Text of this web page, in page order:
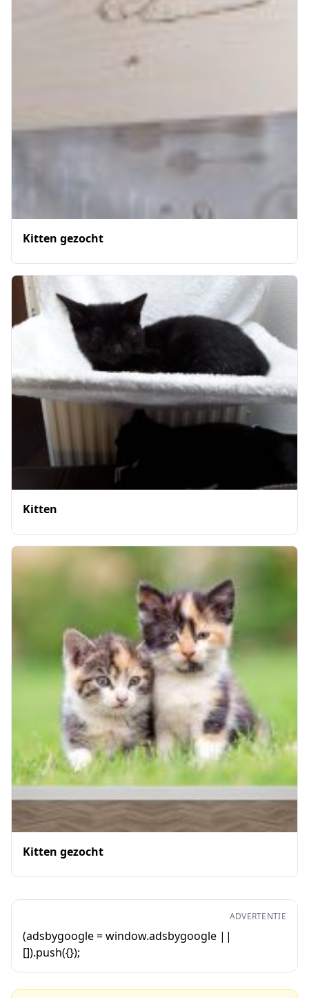
Kitten gezocht
Kitten
Kitten gezocht
ADVERTENTIE
(adsbygoogle = window.adsbygoogle ||
[]).push({});